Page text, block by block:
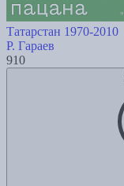
Татарстан 1970-2010
Р. Гараев
910